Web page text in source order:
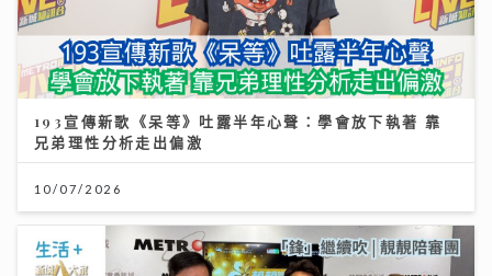
193宣傳新歌《呆等》吐露半年心聲：學會放下執著 靠
兄弟理性分析走出偏激
10/07/2026